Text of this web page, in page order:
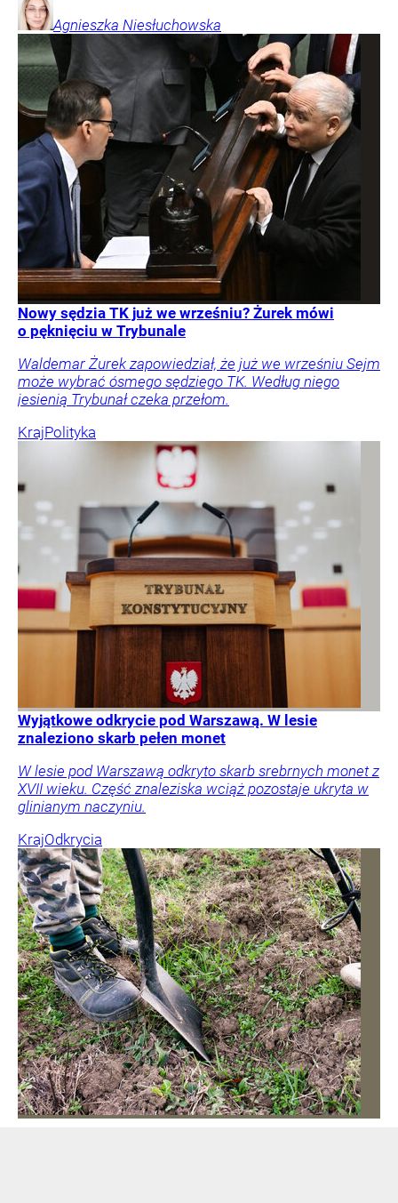
Agnieszka Niesłuchowska
Nowy sędzia TK już we wrześniu? Żurek mówi
o pęknięciu w Trybunale
Waldemar Żurek zapowiedział, że już we wrześniu Sejm
może wybrać ósmego sędziego TK. Według niego
jesienią Trybunał czeka przełom.
KrajPolityka
Wyjątkowe odkrycie pod Warszawą. W lesie
znaleziono skarb pełen monet
W lesie pod Warszawą odkryto skarb srebrnych monet z
XVII wieku. Część znaleziska wciąż pozostaje ukryta w
glinianym naczyniu.
KrajOdkrycia